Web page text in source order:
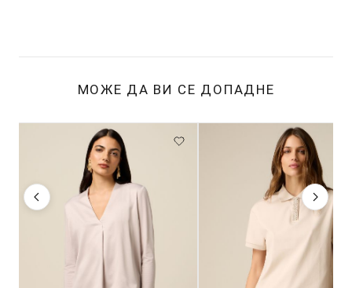
МОЖЕ ДА ВИ СЕ ДОПАДНЕ